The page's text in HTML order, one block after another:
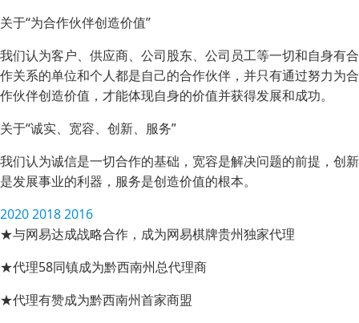
关于“为合作伙伴创造价值”
我们认为客户、供应商、公司股东、公司员工等一切和自身有合
作关系的单位和个人都是自己的合作伙伴，并只有通过努力为合
作伙伴创造价值，才能体现自身的价值并获得发展和成功。
关于“诚实、宽容、创新、服务”
我们认为诚信是一切合作的基础，宽容是解决问题的前提，创新
是发展事业的利器，服务是创造价值的根本。
202020182016
★与网易达成战略合作，成为网易棋牌贵州独家代理
★代理58同镇成为黔西南州总代理商
★代理有赞成为黔西南州首家商盟